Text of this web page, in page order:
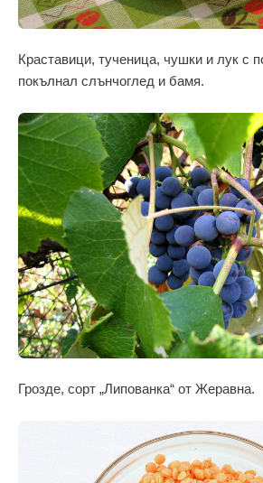
Краставици, тученица, чушки и лук с
покълнал слънчоглед и бамя.
Грозде, сорт „Липованка“ от Жеравна.